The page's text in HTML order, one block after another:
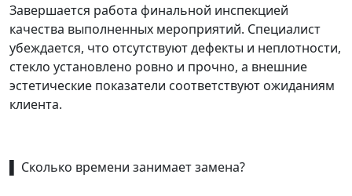
Завершается работа финальной инспекцией
качества выполненных мероприятий. Специалист
убеждается, что отсутствуют дефекты и неплотности,
стекло установлено ровно и прочно, а внешние
эстетические показатели соответствуют ожиданиям
клиента.
▌ Сколько времени занимает замена?